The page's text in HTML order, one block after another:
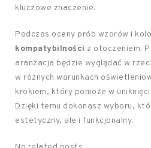
kluczowe znaczenie.
Podczas oceny prób wzorów i
kompatybilności z otoczeniem.
aranżacja będzie wyglądać w
w różnych warunkach
krokiem, który pomoże w
Dzięki temu dokonasz wyboru,
estetyczny, ale i funkcjonalny.